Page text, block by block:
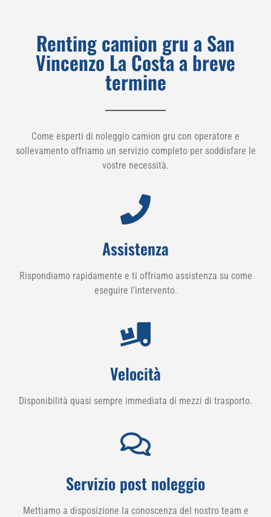
Renting camion gru a San
Vincenzo La Costa a breve
termine
Come esperti di noleggio camion gru con operatore e
sollevamento offriamo un servizio completo per soddisfare le
vostre necessità.
Assistenza
Rispondiamo rapidamente e ti offriamo assistenza su come
eseguire l’intervento.
Velocità
Disponibilità quasi sempre immediata di mezzi di trasporto.
Servizio post noleggio
Mettiamo a disposizione la conoscenza del nostro team e